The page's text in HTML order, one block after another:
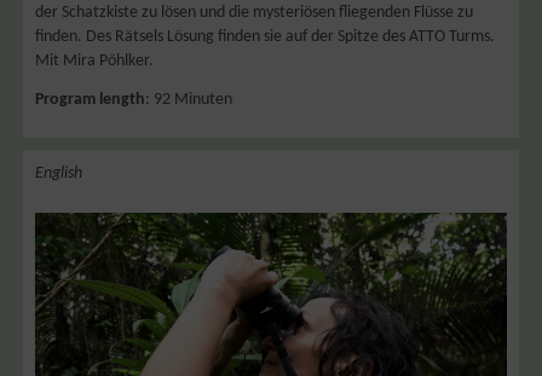
der Schatzkiste zu lösen und die mysteriösen fliegenden Flüsse zu
finden. Des Rätsels Lösung finden sie auf der Spitze des ATTO Turms.
Mit Mira Pöhlker.
Program length: 92 Minuten
English